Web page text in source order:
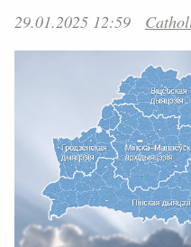
29.01.2025 12:59